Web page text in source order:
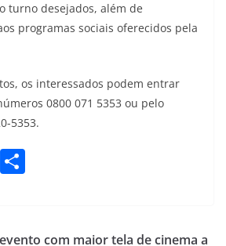
turno desejados, além de
programas sociais oferecidos pela
os interessados podem entrar
0800 071 5353 ou pelo
5353.
E
e com maior tela de cinema a